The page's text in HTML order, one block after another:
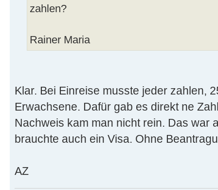
zahlen?
Rainer Maria
Klar. Bei Einreise musste jeder zahlen,
Erwachsene. Dafür gab es direkt ne
Nachweis kam man nicht rein. Das war
brauchte auch ein Visa. Ohne
AZ